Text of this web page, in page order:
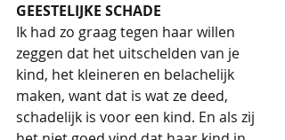
GEESTELIJKE SCHADE
Ik had zo graag tegen haar willen
zeggen dat het uitschelden van je
kind, het kleineren en belachelijk
maken, want dat is wat ze deed,
schadelijk is voor een kind. En als zij